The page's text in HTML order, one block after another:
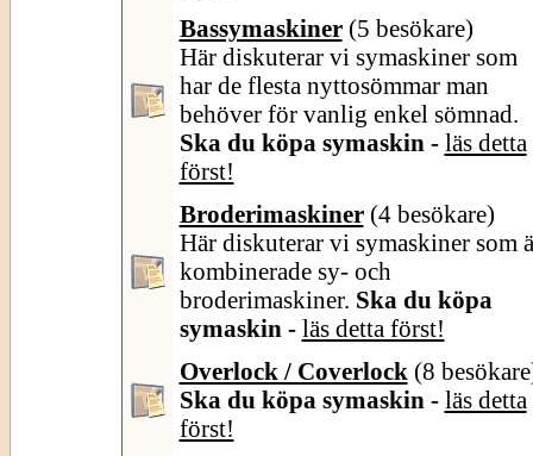
Bassymaskiner (5 besökare)
Här diskuterar vi symaskiner som
har de flesta nyttosömmar man
behöver för vanlig enkel sömnad.
Ska du köpa symaskin - läs detta
först!
Broderimaskiner (4 besökare)
Här diskuterar vi symaskiner som
kombinerade sy- och
broderimaskiner. Ska du köpa
symaskin - läs detta först!
Overlock / Coverlock (8
Ska du köpa symaskin - läs detta
först!